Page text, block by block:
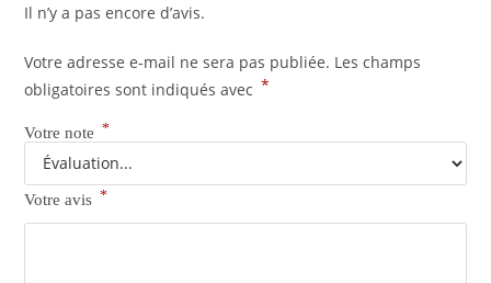
Il n’y a pas encore d’avis.
Votre adresse e-mail ne sera pas publiée. Les champs
obligatoires sont indiqués avec *
Votre note *
Votre avis *